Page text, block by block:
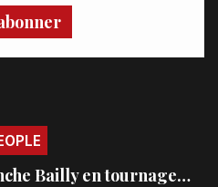
Bailly en tournage…